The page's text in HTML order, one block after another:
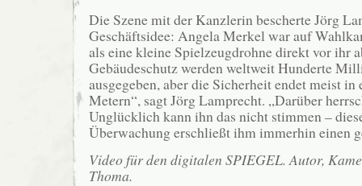
Die Szene mit der Kanzlerin bescherte Jörg
Geschäftsidee: Angela Merkel war auf
als eine kleine Spielzeugdrohne direkt vor ihr
Gebäudeschutz werden weltweit Hunderte
ausgegeben, aber die Sicherheit endet meist
Metern“, sagt Jörg Lamprecht. „Darüber
Unglücklich kann ihn das nicht stimmen –
Überwachung erschließt ihm immerhin einen
Video für den digitalen SPIEGEL. Autor,
Thoma.